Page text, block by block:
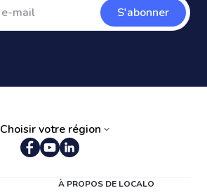
S'abonner
Choisir votre région
À PROPOS DE LOCALO